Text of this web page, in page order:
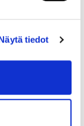
tiedot
ja